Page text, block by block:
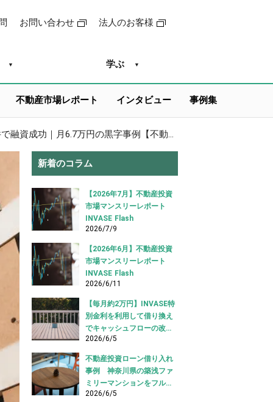
お問い合わせ 法人のお客様
学ぶ
不動産市場レポート インタビュー 事例集
自己資金5万円台で実現！埼玉県の駅から遠い一棟アパートを好条件で融資成功｜月6.7万円の黒字事例【不動産投資ローン借り入れ事例】
新着のコラム
【2026年7月】不動産投資
市場マンスリーレポート
INVASE Flash
2026/7/9
【2026年6月】不動産投資
市場マンスリーレポート
INVASE Flash
2026/6/11
【毎月約2万円】INVASE特
別金利を利用して借り換え
でキャッシュフローの改善
に成功！｜東京都江東区
【不動産投資ローン 借り換
え事例】
2026/6/5
不動産投資ローン借り入れ
事例 神奈川県の築浅ファ
ミリーマンションをフルロ
ーンで借り入れ成功【不動
2026/6/5